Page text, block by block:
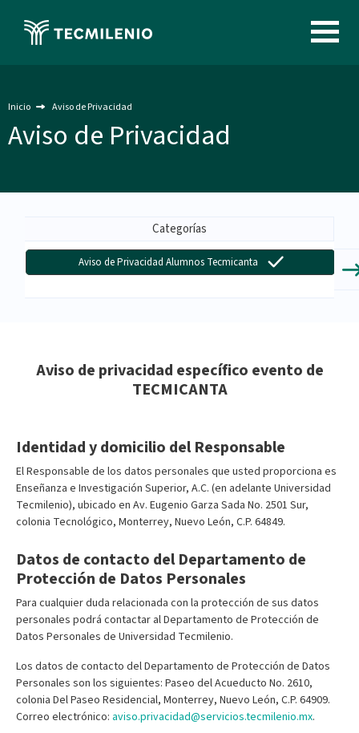
contenido
Image
Inicio Aviso de Privacidad
Aviso de Privacidad
Aviso
Categorías
Aviso de Privacidad Alumnos Tecmicanta
Aviso de privacidad específico evento de
TECMICANTA
Identidad y domicilio del Responsable
El Responsable de los datos personales que usted proporciona es
Enseñanza e Investigación Superior, A.C. (en adelante Universidad
Tecmilenio), ubicado en Av. Eugenio Garza Sada No. 2501 Sur,
colonia Tecnológico, Monterrey, Nuevo León, C.P. 64849.
Datos de contacto del Departamento de
Protección de Datos Personales
Para cualquier duda relacionada con la protección de sus datos
personales podrá contactar al Departamento de Protección de
Datos Personales de Universidad Tecmilenio.
Los datos de contacto del Departamento de Protección de Datos
Personales son los siguientes: Paseo del Acueducto No. 2610,
colonia Del Paseo Residencial, Monterrey, Nuevo León, C.P. 64909.
Correo electrónico: aviso.privacidad@servicios.tecmilenio.mx.